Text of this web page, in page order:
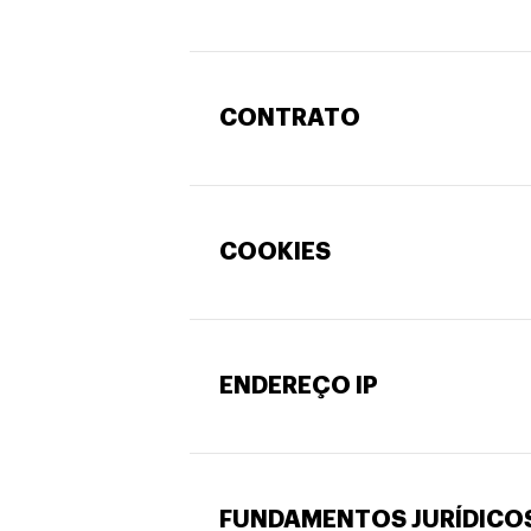
CONTRATO
COOKIES
ENDEREÇO IP
FUNDAMENTOS